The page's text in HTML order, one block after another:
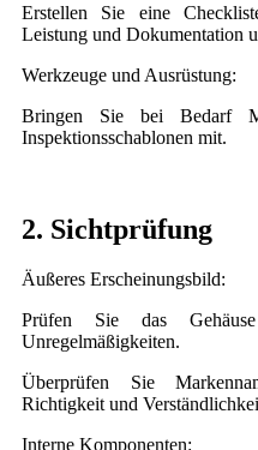
Erstellen Sie eine
Leistung und Dokumentation
Werkzeuge und Ausrüstung:
Bringen Sie bei Bedarf
Inspektionsschablonen mit.
2. Sichtprüfung
Äußeres Erscheinungsbild:
Prüfen Sie das
Unregelmäßigkeiten.
Überprüfen Sie
Richtigkeit und
Interne Komponenten: